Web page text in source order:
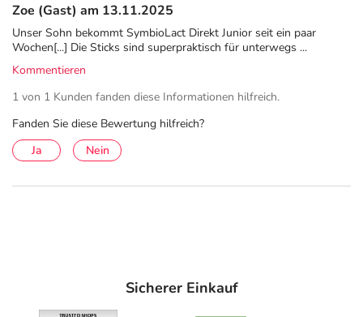
Zoe (Gast) am 13.11.2025
Unser Sohn bekommt SymbioLact Direkt Junior seit ein paar
Wochen[...] Die Sticks sind superpraktisch für unterwegs ...
Kommentieren
1 von 1 Kunden fanden diese Informationen hilfreich.
Fanden Sie diese Bewertung hilfreich?
Ja
Nein
Sicherer Einkauf